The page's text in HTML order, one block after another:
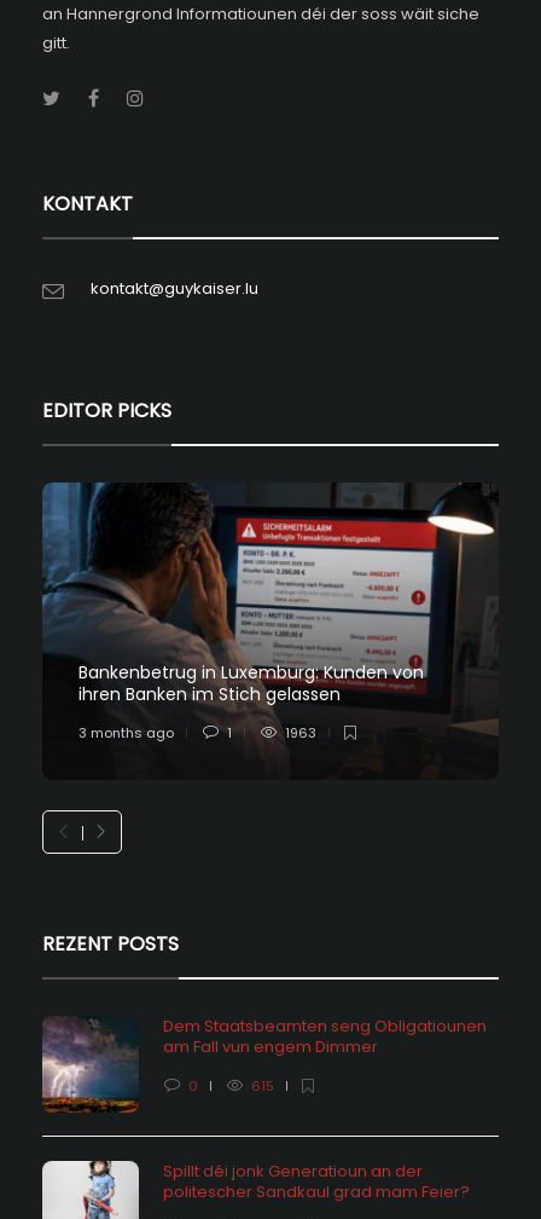
an Hannergrond Informatiounen déi der soss wäit siche
gitt.
KONTAKT
kontakt@guykaiser.lu
EDITOR PICKS
Bankenbetrug in Luxemburg: Kunden von
ihren Banken im Stich gelassen
3 months ago 1 1963
REZENT POSTS
Dem Staatsbeamten seng Obligatiounen
am Fall vun engem Dimmer
0 615
Spillt déi jonk Generatioun an der
politescher Sandkaul grad mam Feier?